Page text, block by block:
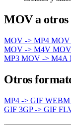
MOV a otros
MOV -> MP4 MOV
MOV -> M4V
MP3 MOV -> M4A
Otros
MP4 -> GIF
GIF 3GP -> GIF